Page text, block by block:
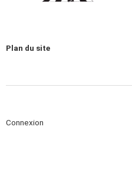
Plan du site
Connexion